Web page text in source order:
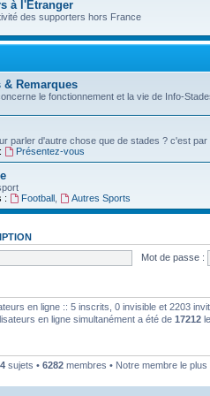
à l'Etranger
des supporters hors France
& Remarques
le fonctionnement et la vie de Info-
parler d'autre chose que de stades ? c'est par
Présentez-vous
:
Football, Autres Sports
Mot de passe :
en ligne :: 5 inscrits, 0 invisible et 2203
en ligne simultanément a été de 17212
sujets • 6282 membres • Notre membre le